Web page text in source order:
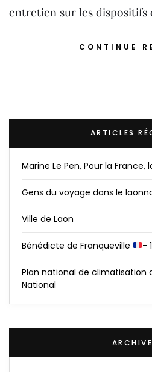
entretien sur les dispositifs
CONTINUE
ARTICLES
Marine Le Pen, Pour la France,
Gens du voyage dans le
Ville de Laon
Bénédicte de Franqueville -
Plan national de climatisation
National